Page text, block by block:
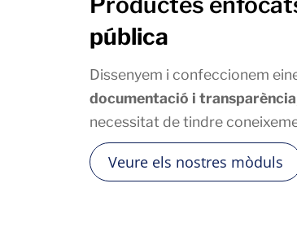
pública
Dissenyem i confeccionem
documentació i transparència
necessitat de tindre
Veure els nostres mòduls